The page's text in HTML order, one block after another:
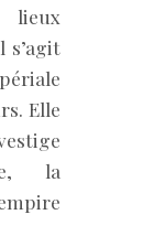
s’agit
Elle
la